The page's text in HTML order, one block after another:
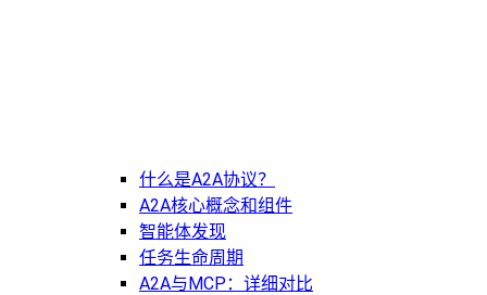
什么是A2A协议？
A2A核心概念和组件
智能体发现
任务生命周期
A2A与MCP：详细对比